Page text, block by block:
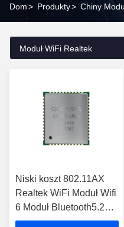
Dom> Produkty> Chiny
Moduł WiFi Realtek
Niski koszt 802.11AX
Realtek WiFi Moduł Wifi
6 Moduł Bluetooth5.2
Do bezprzewodowego